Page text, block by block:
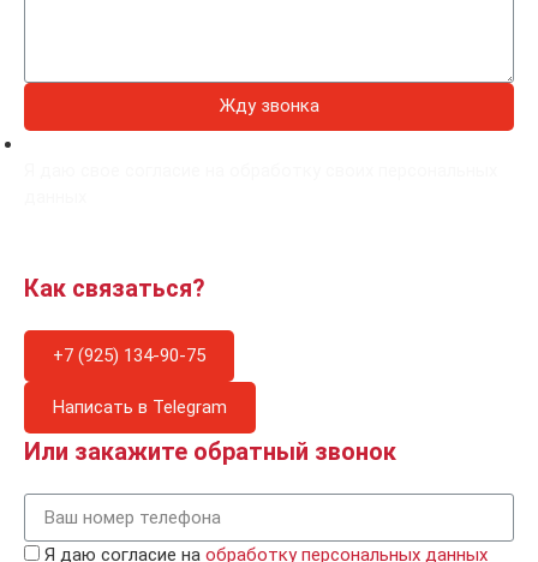
Жду звонка
Как связаться?
+7 (925) 134-90-75
Написать в Telegram
Или закажите обратный звонок
Я даю согласие на обработку персональных данных